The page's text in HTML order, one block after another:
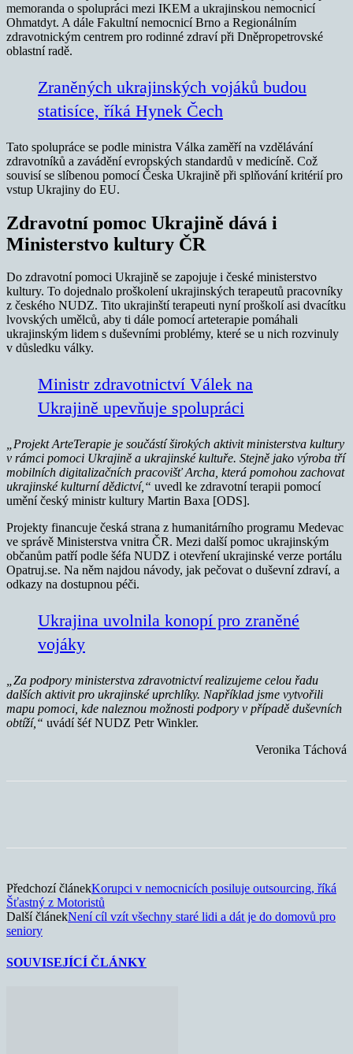
memoranda o spolupráci mezi IKEM a ukrajinskou nemocnicí
Ohmatdyt. A dále Fakultní nemocnicí Brno a Regionálním
zdravotnickým centrem pro rodinné zdraví při Dněpropetrovské
oblastní radě.
Zraněných ukrajinských vojáků budou
statisíce, říká Hynek Čech
Tato spolupráce se podle ministra Válka zaměří na vzdělávání
zdravotníků a zavádění evropských standardů v medicíně. Což
souvisí se slíbenou pomocí Česka Ukrajině při splňování kritérií pro
vstup Ukrajiny do EU.
Zdravotní pomoc Ukrajině dává i
Ministerstvo kultury ČR
Do zdravotní pomoci Ukrajině se zapojuje i české ministerstvo
kultury. To dojednalo proškolení ukrajinských terapeutů pracovníky
z českého NUDZ. Tito ukrajinští terapeuti nyní proškolí asi dvacítku
lvovských umělců, aby ti dále pomocí arteterapie pomáhali
ukrajinským lidem s duševními problémy, které se u nich rozvinuly
v důsledku války.
Ministr zdravotnictví Válek na
Ukrajině upevňuje spolupráci
„Projekt ArteTerapie je součástí širokých aktivit ministerstva kultury
v rámci pomoci Ukrajině a ukrajinské kultuře. Stejně jako výroba tří
mobilních digitalizačních pracovišť Archa, která pomohou zachovat
ukrajinské kulturní dědictví,“ uvedl ke zdravotní terapii pomocí
umění český ministr kultury Martin Baxa [ODS].
Projekty financuje česká strana z humanitárního programu Medevac
ve správě Ministerstva vnitra ČR. Mezi další pomoc ukrajinským
občanům patří podle šéfa NUDZ i otevření ukrajinské verze portálu
Opatruj.se. Na něm najdou návody, jak pečovat o duševní zdraví, a
odkazy na dostupnou péči.
Ukrajina uvolnila konopí pro zraněné
vojáky
„Za podpory ministerstva zdravotnictví realizujeme celou řadu
dalších aktivit pro ukrajinské uprchlíky. Například jsme vytvořili
mapu pomoci, kde naleznou možnosti podpory v případě duševních
obtíží,“ uvádí šéf NUDZ Petr Winkler.
Veronika Táchová
Předchozí článekKorupci v nemocnicích posiluje outsourcing, říká
Šťastný z Motoristů
Další článekNení cíl vzít všechny staré lidi a dát je do domovů pro
seniory
SOUVISEJÍCÍ ČLÁNKY